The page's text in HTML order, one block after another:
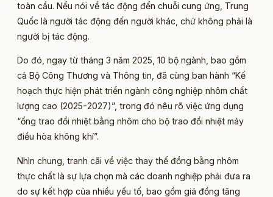
toàn cầu. Nếu nói về tác động đến chuỗi cung ứng, Trung
Quốc là người tác động đến người khác, chứ không phải là
người bị tác động.
Do đó, ngay từ tháng 3 năm 2025, 10 bộ ngành, bao gồm
cả Bộ Công Thương và Thông tin, đã cùng ban hành “Kế
hoạch thực hiện phát triển ngành công nghiệp nhôm chất
lượng cao (2025-2027)”, trong đó nêu rõ việc ứng dụng
“ống trao đổi nhiệt bằng nhôm cho bộ trao đổi nhiệt máy
điều hòa không khí”.
Nhìn chung, tranh cãi về việc thay thế đồng bằng nhôm
thực chất là sự lựa chọn mà các doanh nghiệp phải đưa ra
do sự kết hợp của nhiều yếu tố, bao gồm giá đồng tăng